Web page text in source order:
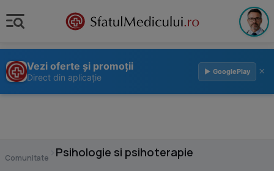
Vezi oferte și promoții
Direct din aplicație
▶ GooglePlay ×
Comunitate Psihologie si psihoterapie